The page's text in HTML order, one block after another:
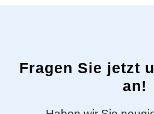
Fragen Sie jetzt
an!